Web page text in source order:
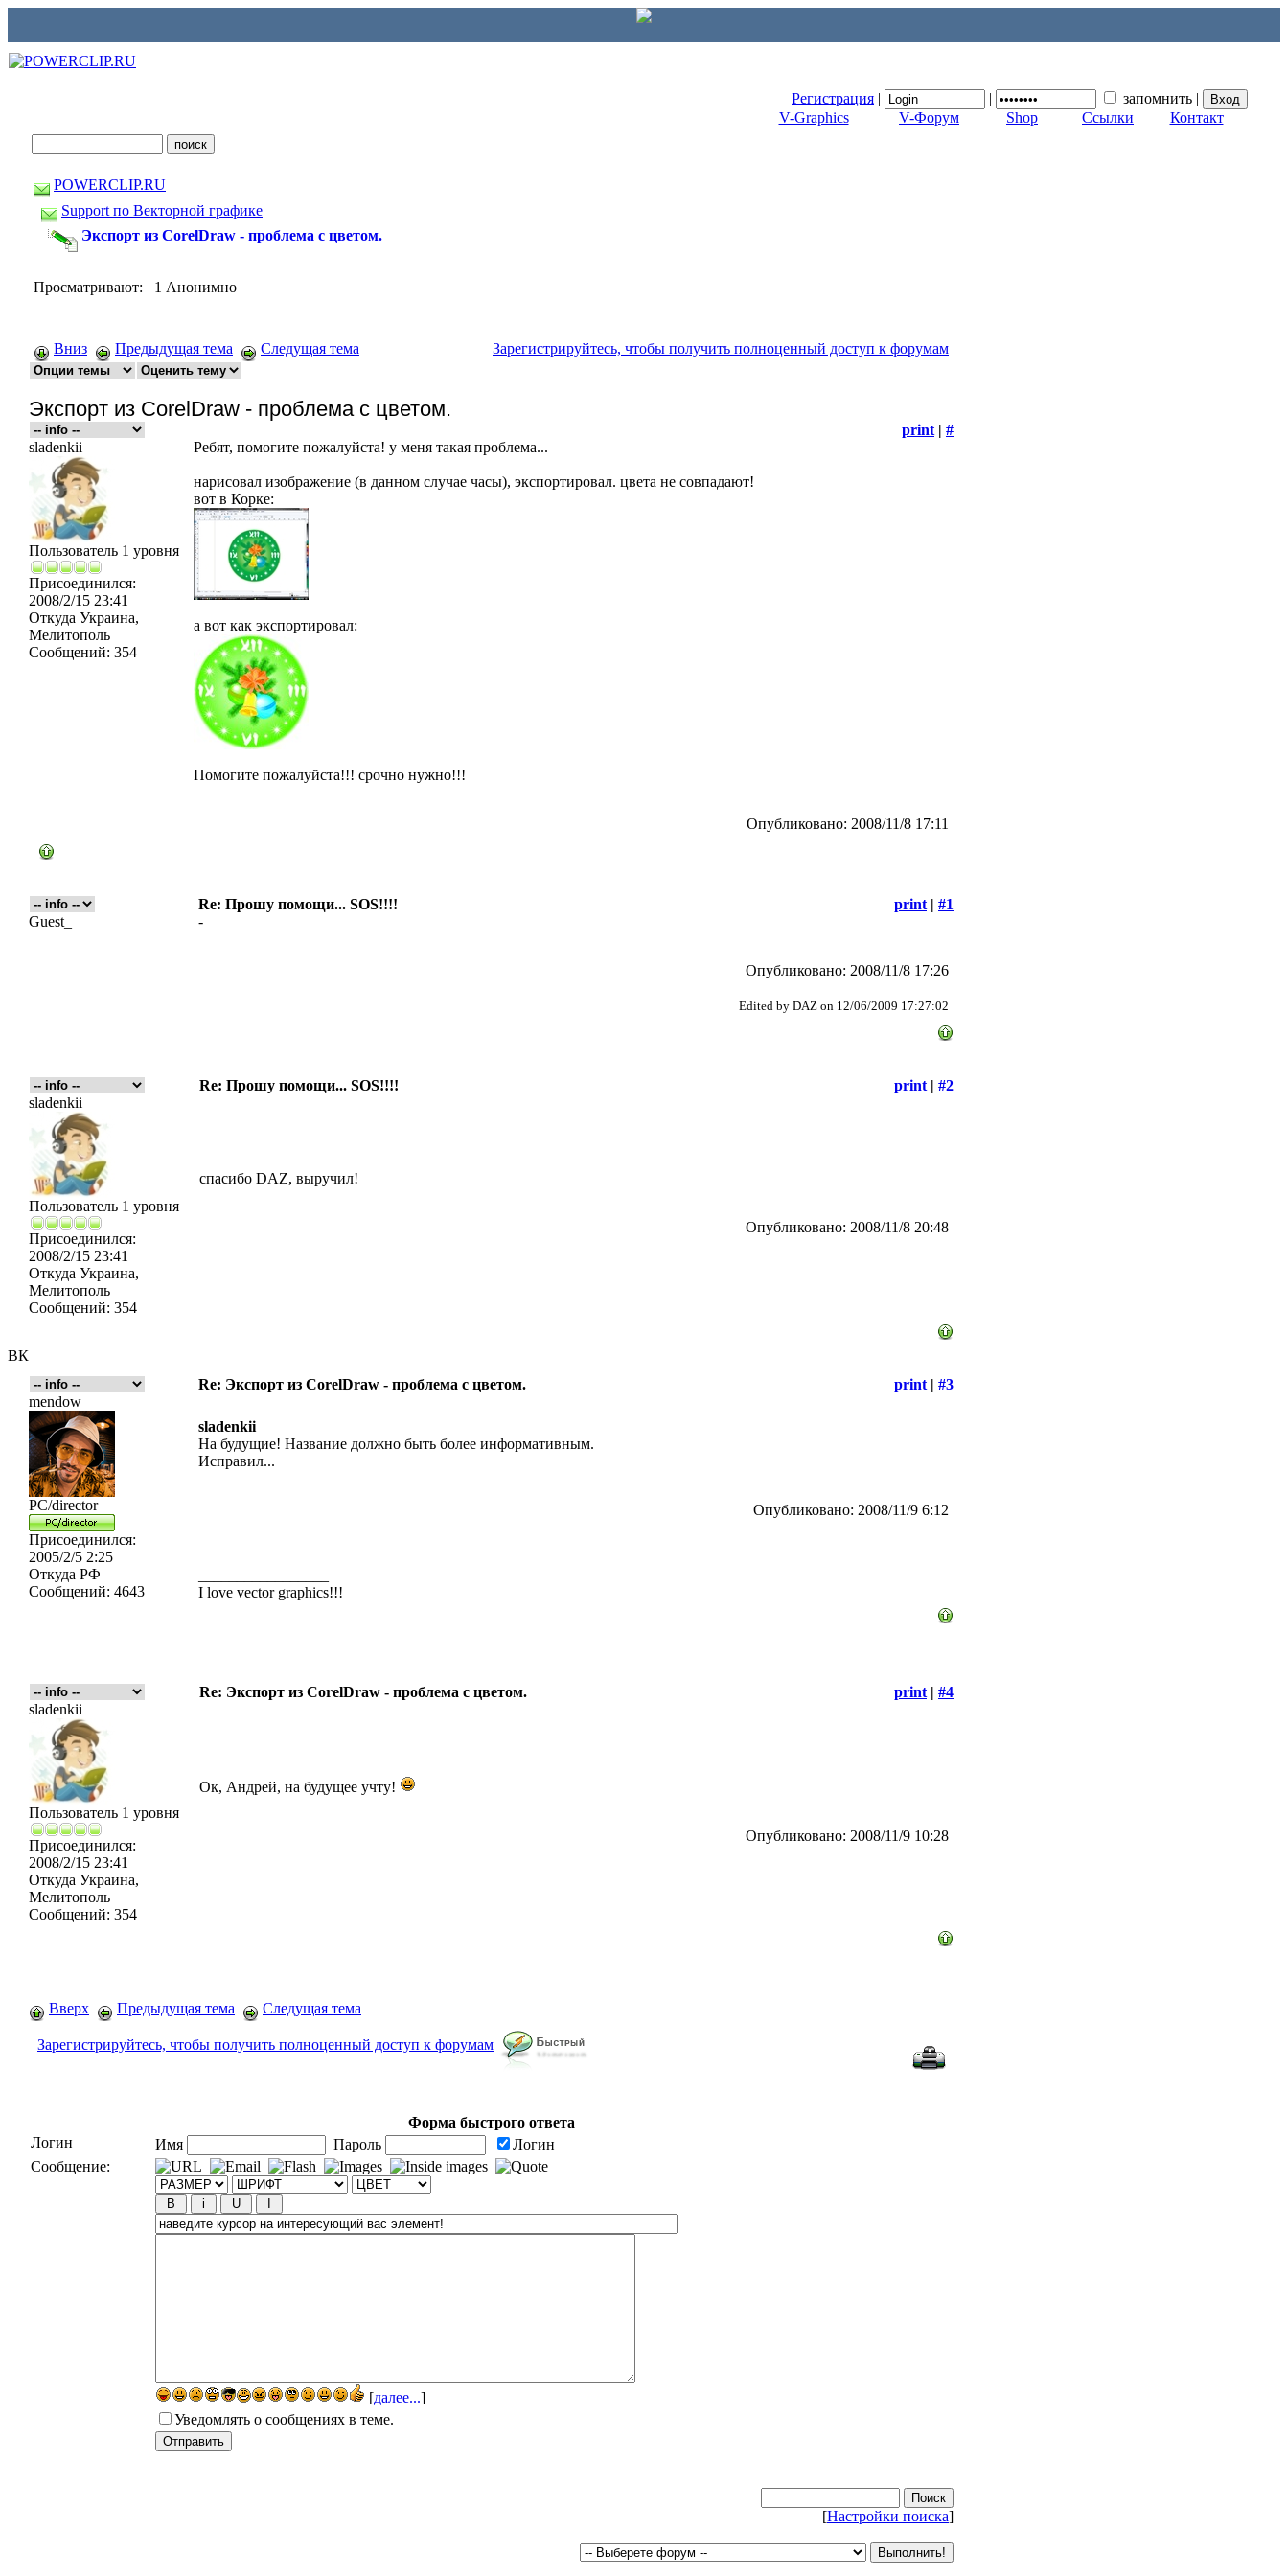
Регистрация | | запомнить |
V-Graphics
V-Форум Shop Ссылки Контакт
ВК
POWERCLIP.RU
Support по Векторной графике
Экспорт из CorelDraw - проблема с цветом.
Просматривают: 1 Анонимно
Вниз Предыдущая тема Следущая тема Зарегистрируйтесь, чтобы получить полноценный доступ к форумам
Экспорт из CorelDraw - проблема с цветом.
print | #
sladenkii
Пользователь 1 уровня
Присоединился:
2008/2/15 23:41
Откуда Украина,
Мелитополь
Сообщений: 354
Ребят, помогите пожалуйста! у меня такая проблема...
нарисовал изображение (в данном случае часы), экспортировал. цвета не совпадают!
вот в Корке:
а вот как экспортировал:
Помогите пожалуйста!!! срочно нужно!!!
Опубликовано: 2008/11/8 17:11
Re: Прошу помощи... SOS!!!! print | #1
Guest_
-
Опубликовано: 2008/11/8 17:26
Edited by DAZ on 12/06/2009 17:27:02
Re: Прошу помощи... SOS!!!! print | #2
sladenkii
Пользователь 1 уровня
Присоединился:
2008/2/15 23:41
Откуда Украина,
Мелитополь
Сообщений: 354
спасибо DAZ, выручил!
Опубликовано: 2008/11/8 20:48
Re: Экспорт из CorelDraw - проблема с цветом. print | #3
mendow
PC/director
Присоединился:
2005/2/5 2:25
Откуда РФ
Сообщений: 4643
sladenkii
На будущие! Название должно быть более информативным.
Исправил...
Опубликовано: 2008/11/9 6:12
I love vector graphics!!!
Re: Экспорт из CorelDraw - проблема с цветом. print | #4
sladenkii
Пользователь 1 уровня
Присоединился:
2008/2/15 23:41
Откуда Украина,
Мелитополь
Сообщений: 354
Ок, Андрей, на будущее учту!
Опубликовано: 2008/11/9 10:28
Вверх Предыдущая тема Следущая тема
Зарегистрируйтесь, чтобы получить полноценный доступ к форумам
Форма быстрого ответа
Логин
Имя Пароль
Логин
Сообщение:
[далее...]
Уведомлять о сообщениях в теме.
[Настройки поиска]